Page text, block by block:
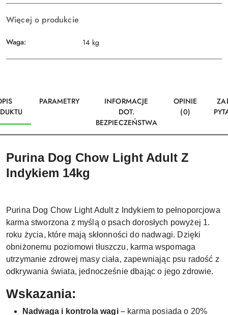
Więcej o produkcie
Waga: 14 kg
PARAMETRY
INFORMACJE
DOT.
BEZPIECZEŃSTWA
OPINIE
(0)
Purina Dog Chow Light Adult Z
Indykiem 14kg
Purina Dog Chow Light Adult z Indykiem to pełnoporcjowa
karma stworzona z myślą o psach dorosłych powyżej 1.
roku życia, które mają skłonności do nadwagi. Dzięki
obniżonemu poziomowi tłuszczu, karma wspomaga
utrzymanie zdrowej masy ciała, zapewniając psu radość z
odkrywania świata, jednocześnie dbając o jego zdrowie.
Wskazania:
Nadwaga i kontrola wagi– karma posiada o 20%